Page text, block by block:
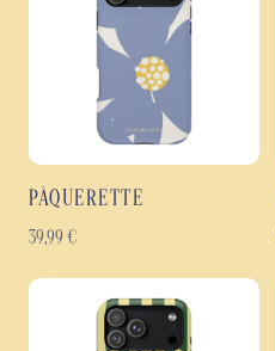
PÂQUERETTE
39,99 €